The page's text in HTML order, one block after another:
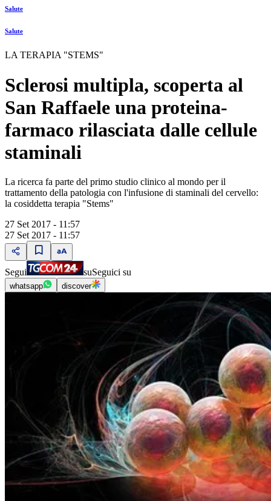
Salute
Salute
LA TERAPIA "STEMS"
Sclerosi multipla, scoperta al
San Raffaele una proteina-
farmaco rilasciata dalle cellule
staminali
La ricerca fa parte del primo studio clinico al mondo per il
trattamento della patologia con l'infusione di staminali del cervello:
la cosiddetta terapia "Stems"
27 Set 2017 - 11:57
27 Set 2017 - 11:57
Segui suSeguici su
whatsapp discover